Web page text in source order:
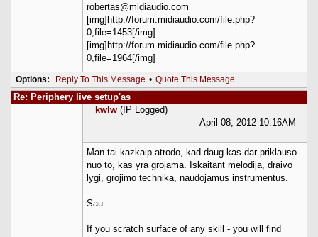
robertas@midiaudio.com
[img]http://forum.midiaudio.com/file.php?
0,file=1453[/img]
[img]http://forum.midiaudio.com/file.php?
0,file=1964[/img]
Options: Reply To This Message • Quote This Message
Re: Periphery live setup'as
kwlw (IP Logged)
April 08, 2012 10:16AM
Man tai kazkaip atrodo, kad daug kas dar priklauso
nuo to, kas yra grojama. Iskaitant melodija, draivo
lygi, grojimo technika, naudojamus instrumentus.
Sau
If you scratch surface of any skill - you will find